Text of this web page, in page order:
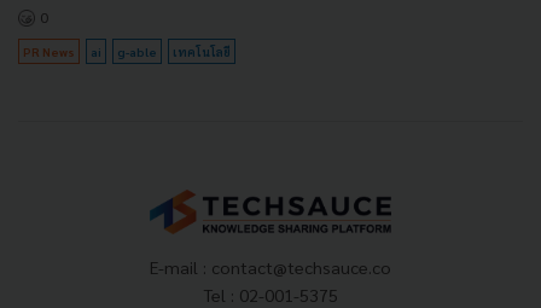
0
PR News ai g-able เทคโนโลยี
E-mail : contact@techsauce.co
Tel : 02-001-5375